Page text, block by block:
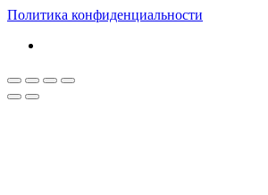
Политика конфиденциальности